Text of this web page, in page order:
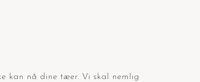
kan nå dine tæer. Vi skal nemlig